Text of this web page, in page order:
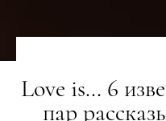
Love is… 6
пар